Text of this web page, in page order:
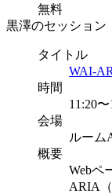
無料
黒澤のセッション
タイトル
WAI-
時間
11:20
会場
ルーム
概要
Webペ
ARIA（